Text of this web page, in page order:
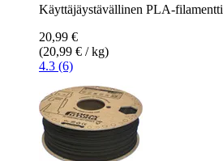
Käyttäjäystävällinen PLA-filamentti
20,99 €
(20,99 € / kg)
4.3 (6)